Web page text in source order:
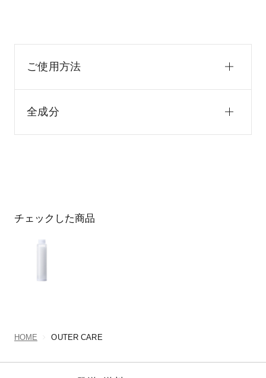
ご使用方法
全成分
チェックした商品
HOME OUTER CARE